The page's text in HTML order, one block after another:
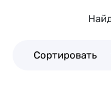
Сортировать